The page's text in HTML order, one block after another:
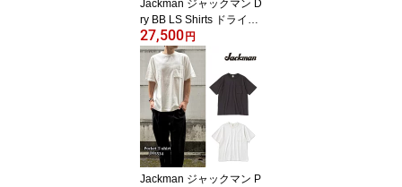
Jackman ジャックマン D
ry BB LS Shirts ドライBB
ロングスリーブシャツ J
M8650 シャツジャケッ
ト メンズ 日本製 長袖シ
ャツ ベースボールシャツ
27,500 円
Jackman ジャックマン P